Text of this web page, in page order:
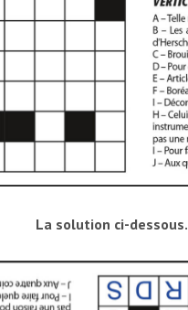
La solution ci-dessous.